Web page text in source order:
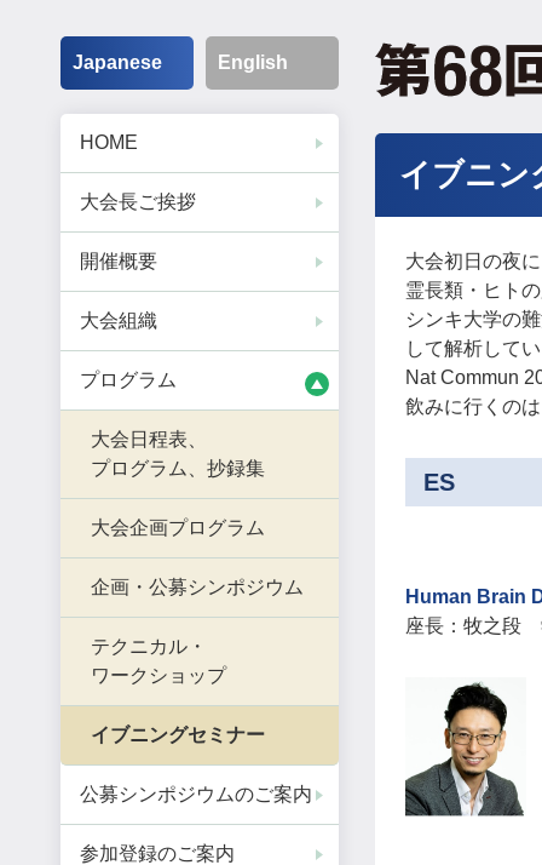
Japanese English
HOME
大会長ご挨拶
開催概要
大会組織
プログラム
大会日程表、
プログラム、抄録集
大会企画プログラム
企画・公募シンポジウム
テクニカル・
ワークショップ
イブニングセミナー
公募シンポジウムのご案内
参加登録のご案内
イブニン
大会初日の夜
霊長類・ヒト
シンキ大学の
して解析して
Nat Commun
飲みに行くの
ES
Human Brain
座長：牧之段